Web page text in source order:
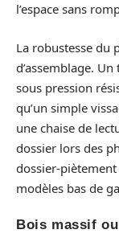
l’espace sans
La robustesse du
d’assemblage.
sous pression
qu’un simple
une chaise de
dossier lors des
dossier-
modèles bas de
Bois massif